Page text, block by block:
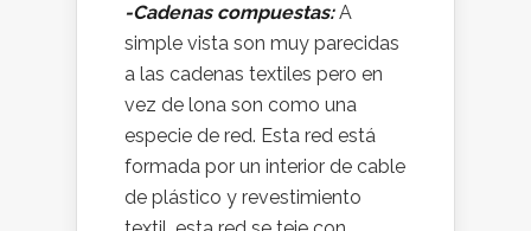
-Cadenas compuestas:A
simple vista son muy parecidas
a las cadenas textiles pero en
vez de lona son como una
especie de red. Esta red está
formada por un interior de cable
de plástico y revestimiento